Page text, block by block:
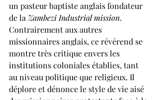
un pasteur baptiste anglais fondateur
de la Zambezi Industrial mission.
Contrairement aux autres
missionnaires anglais, ce révérend se
montre très critique envers les
institutions coloniales établies, tant
au niveau politique que religieux. Il
déplore et dénonce le style de vie aisé